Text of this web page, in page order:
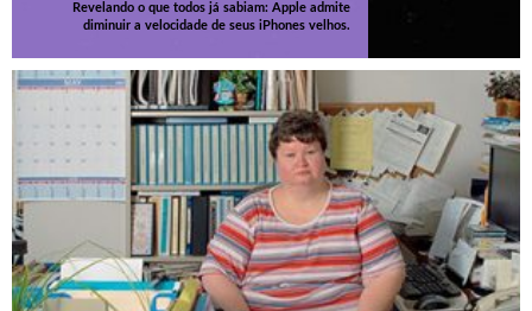
Revelando o que todos já sabiam: Apple admite
diminuir a velocidade de seus iPhones velhos.